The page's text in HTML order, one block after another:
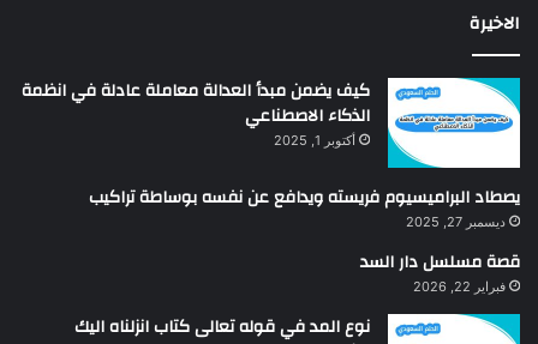
الاخيرة
كيف يضمن مبدأ العدالة معاملة عادلة في انظمة
الذكاء الاصطناعي
أكتوبر 1, 2025
يصطاد البراميسيوم فريسته ويدافع عن نفسه بوساطة تراكيب
ديسمبر 27, 2025
قصة مسلسل دار السد
فبراير 22, 2026
نوع المد في قوله تعالى كتاب انزلناه اليك